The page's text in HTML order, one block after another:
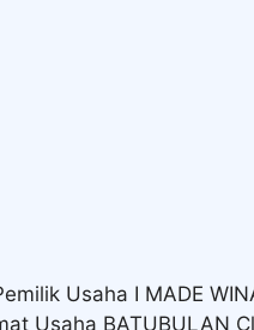
Usaha I MADE
Usaha BATUBULAN